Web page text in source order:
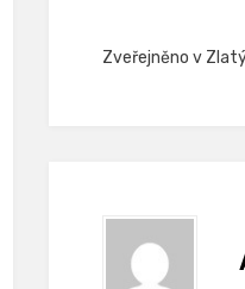
Zveřejněno v